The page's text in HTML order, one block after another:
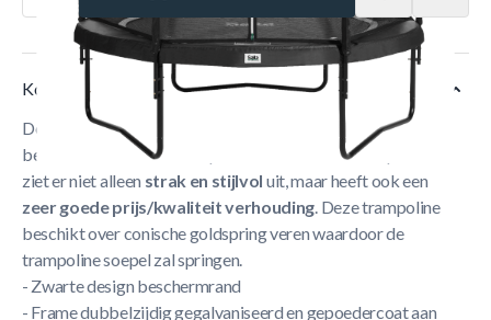
Korte Beschrijving
De
Salta Premium Black Edition
is één van onze
bestverkochte modellen op dit moment. Deze trampoline
ziet er niet alleen strak en stijlvol uit, maar heeft ook een
zeer goede prijs/kwaliteit verhouding. Deze trampoline
beschikt over conische goldspring veren waardoor de
trampoline soepel zal springen.
- Zwarte design beschermrand
- Frame dubbelzijdig gegalvaniseerd en gepoedercoat aan